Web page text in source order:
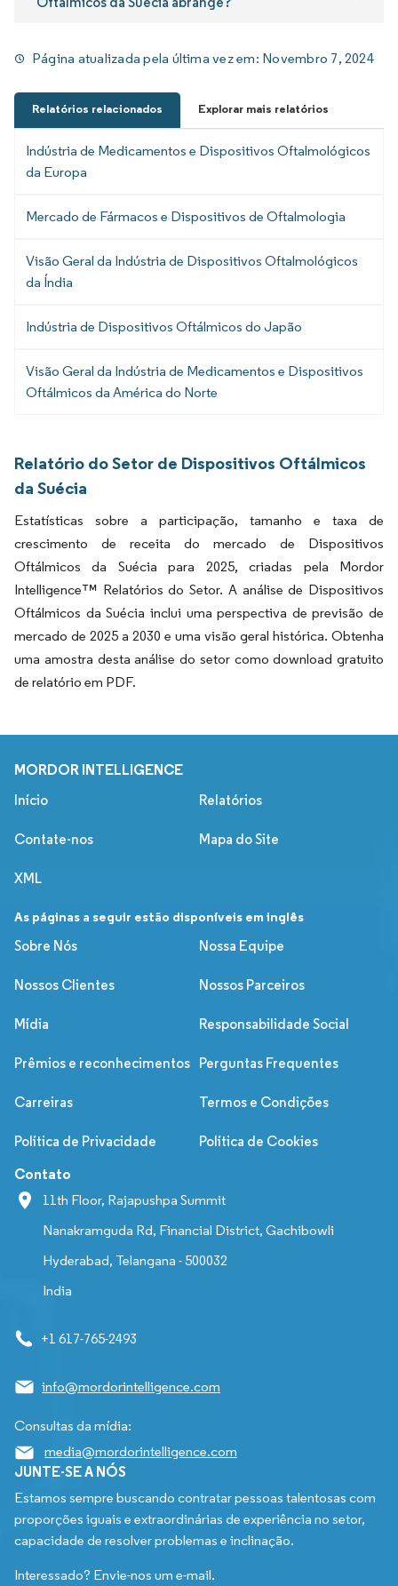
Página atualizada pela última vez em: Novembro 7, 2024
Relatórios relacionados Explorar mais relatórios
Indústria de Medicamentos e Dispositivos Oftalmológicos
da Europa
Mercado de Fármacos e Dispositivos de Oftalmologia
Visão Geral da Indústria de Dispositivos Oftalmológicos
da Índia
Indústria de Dispositivos Oftálmicos do Japão
Visão Geral da Indústria de Medicamentos e Dispositivos
Oftálmicos da América do Norte
Relatório do Setor de Dispositivos Oftálmicos
da Suécia
Estatísticas sobre a participação, tamanho e taxa de
crescimento de receita do mercado de Dispositivos
Oftálmicos da Suécia para 2025, criadas pela Mordor
Intelligence™ Relatórios do Setor. A análise de Dispositivos
Oftálmicos da Suécia inclui uma perspectiva de previsão de
mercado de 2025 a 2030 e uma visão geral histórica. Obtenha
uma amostra desta análise do setor como download gratuito
de relatório em PDF.
MORDOR INTELLIGENCE
Início Relatórios
Contate-nos Mapa do Site
XML
As páginas a seguir estão disponíveis em inglês
Sobre Nós
Nossa Equipe
Nossos Clientes Nossos Parceiros
Mídia Responsabilidade Social
Prêmios e reconhecimentos Perguntas Frequentes
Carreiras Termos e Condições
Política de Privacidade Política de Cookies
Contato
11th Floor, Rajapushpa Summit
Nanakramguda Rd, Financial District, Gachibowli
Hyderabad, Telangana - 500032
India
+1 617-765-2493
info@mordorintelligence.com
Consultas da mídia:
media@mordorintelligence.com
JUNTE-SE A NÓS
Estamos sempre buscando contratar pessoas talentosas com
proporções iguais e extraordinárias de experiência no setor,
capacidade de resolver problemas e inclinação.
Interessado? Envie-nos um e-mail.